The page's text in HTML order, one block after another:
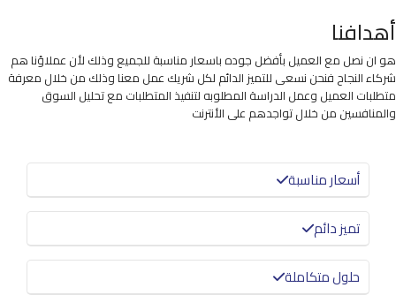
أهدافنا
هو ان نصل مع العميل بأفضل جوده باسعار مناسبة للجميع وذلك لأن عملاؤنا هم
شركاء النجاح فنحن نسعى للتميز الدائم لكل شريك عمل معنا وذلك من خلال معرفة
متطلبات العميل وعمل الدراسة المطلوبه لتنفيذ المتطلبات مع تحليل السوق
والمنافسين من خلال تواجدهم على الأنترنت
أسعار مناسبة
تميز دائم
حلول متكاملة